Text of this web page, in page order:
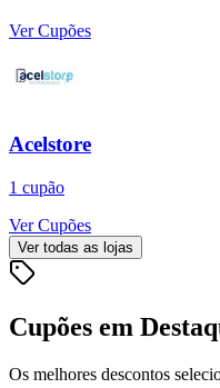
Ver Cupões
Acelstore
1 cupão
Ver Cupões
Ver todas as lojas
Cupões em
Os melhores descontos